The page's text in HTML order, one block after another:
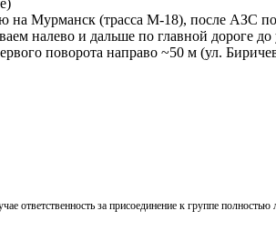
Мурманск (трасса М-18), после АЗС
налево и дальше по главной дороге до
поворота направо ~50 м (ул.
ответственность за присоединение к группе полностью